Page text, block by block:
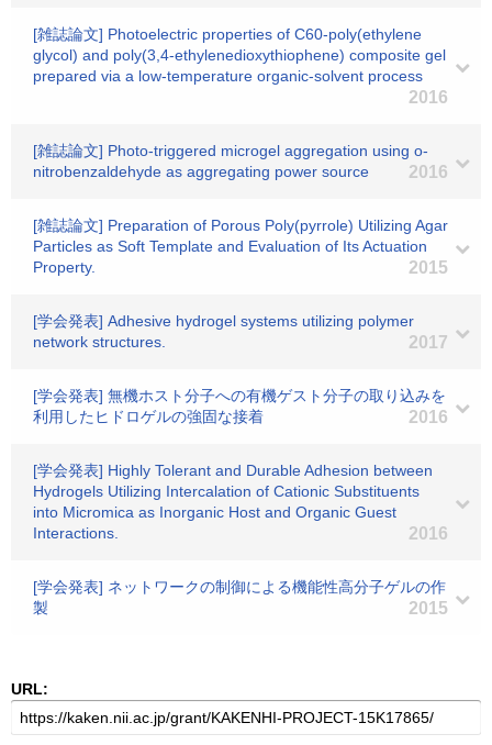
[雑誌論文] Photoelectric properties of C60-poly(ethylene
glycol) and poly(3,4-ethylenedioxythiophene) composite gel
prepared via a low-temperature organic-solvent process
2016
[雑誌論文] Photo-triggered microgel aggregation using o-
nitrobenzaldehyde as aggregating power source
2016
[雑誌論文] Preparation of Porous Poly(pyrrole) Utilizing Agar
Particles as Soft Template and Evaluation of Its Actuation
Property.
2015
[学会発表] Adhesive hydrogel systems utilizing polymer
network structures.
2017
[学会発表] 無機ホスト分子への有機ゲスト分子の取り込みを
利用したヒドロゲルの強固な接着
2016
[学会発表] Highly Tolerant and Durable Adhesion between
Hydrogels Utilizing Intercalation of Cationic Substituents
into Micromica as Inorganic Host and Organic Guest
Interactions.
2016
[学会発表] ネットワークの制御による機能性高分子ゲルの作
製
2015
URL: